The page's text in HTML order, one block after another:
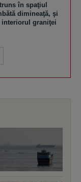
în spaţiul
dimineaţă, şi
interiorul graniţei